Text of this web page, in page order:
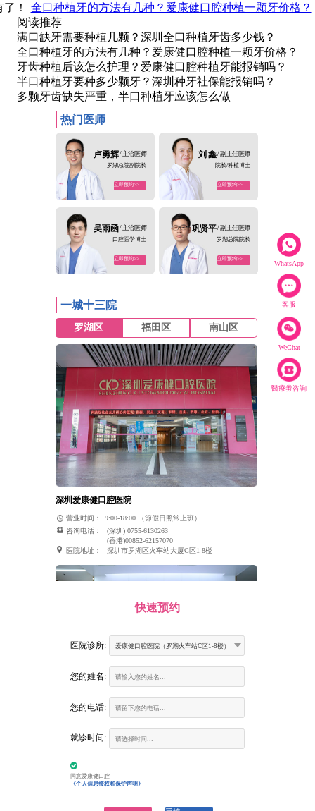
WhatsApp
客服
WeChat
醫療劵咨詢
！
全口种植牙的方法有几种？爱康健口腔种植一颗牙价格？
阅读推荐
满口缺牙需要种植几颗？深圳全口种植牙齿多少钱？
全口种植牙的方法有几种？爱康健口腔种植一颗牙价格？
牙齿种植后该怎么护理？爱康健口腔种植牙能报销吗？
半口种植牙要种多少颗牙？深圳种牙社保能报销吗？
多颗牙齿缺失严重，半口种植牙应该怎么做
热门医师
卢勇辉/ 主治医师
罗湖总院副院长
立即预约>>
刘 鑫/ 副主任医师
院长/种植博士
立即预约>>
吴雨函/ 主治医师
口腔医学博士
立即预约>>
巩贤平/ 副主任医师
罗湖总院院长
立即预约>>
一城十三院
罗湖区 福田区 南山区
深圳爱康健口腔医院
营业时间：
9:00-18:00 （節假日照常上班）
咨询电话：
(深圳) 0755-6130263
(香港)00852-62157070
医院地址：
深圳市罗湖区火车站大厦C区1-8楼
富康口腔门诊部
营业时间： 9:00-18:00 （節假日照常上班）
(深圳) 0755-6130263
医院地址：
店二楼、罗湖地铁站D出口垂直电梯3楼）
快速预约
医院诊所: 爱康健口腔医院（罗湖火车站C区1-8楼）
您的姓名:
您的电话:
就诊时间:
同意爱康健口腔
《个人信息授权和保护声明》